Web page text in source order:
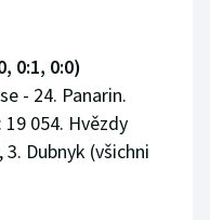
0:1, 0:0)
- 24. Panarin.
054. Hvězdy
3. Dubnyk (všichni